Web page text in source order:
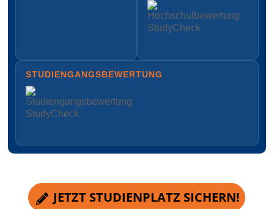
STUDIENGANGS­BEWERTUNG
JETZT STUDIENPLATZ SICHERN!